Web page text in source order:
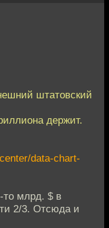
штатовский
держит.
data-chart-
то млрд. $ в
2/3. Отсюда и